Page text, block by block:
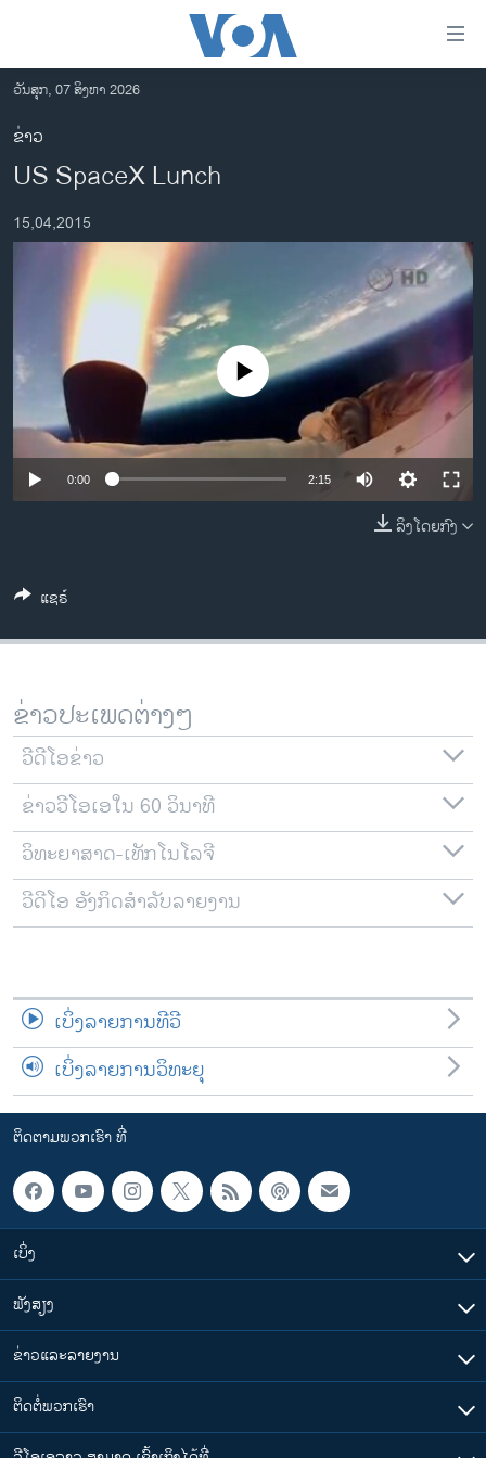
ເຂົ້າ
ຫາ
ຂ້າມ
ຂ້າມ
ໄປ
ອາເມຣິກາ
ການເລືອກຕັ້ງ ປະທານາທີບໍດີ ສະຫະລັດ 2024
ເອເຊຍ
ອິດສະຫຼະພາບດ້ານການຂ່າວ
ຊີວິດຊາວລາວ
ຊຸມຊົນຊາວລາວ
ວິທະຍາສາດ-ເທັກໂນໂລຈີ
ພາສາອັງກິດ
ລາຍການກະຈາຍສຽງ
ລາຍງານ
ຕິດຕາມພວກເຮົາ ທີ່
ພາສາຕ່າງໆ
ວັນສຸກ, 07 ສິງຫາ 2026
ຂ່າວ
US SpaceX Lunch
15,04,2015
No media source currently available
0:00 2:15
ລິງໂດຍກົງ
ແຊຣ໌
ຂ່າວປະເພດຕ່າງໆ
ວີດີໂອຂ່າວ
ຂ່າວວີໂອເອໃນ 60 ວິນາທີ
ວິທະຍາສາດ-ເທັກໂນໂລຈີ
ວີດີໂອ ອັງກິດສຳລັບລາຍງານ
ເບິ່ງລາຍການທີວີ
ເບິ່ງລາຍການວິທະຍຸ
ຕິດຕາມພວກເຮົາ ທີ່
ເບິ່ງ
ຟັງສຽງ
ຂ່າວແລະລາຍງານ
ຕິດຕໍ່ພວກເຮົາ